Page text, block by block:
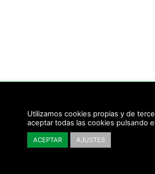
Utilizamos cookies propias y de
aceptar todas las cookies pulsando
ACEPTAR AJUSTES